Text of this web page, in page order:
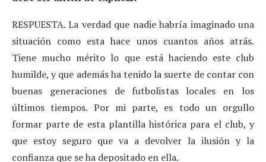
RESPUESTA. La verdad que nadie habría imaginado una
situación como esta hace unos cuantos años atrás.
Tiene mucho mérito lo que está haciendo este club
humilde, y que además ha tenido la suerte de contar con
buenas generaciones de futbolistas locales en los
últimos tiempos. Por mi parte, es todo un orgullo
formar parte de esta plantilla histórica para el club, y
que estoy seguro que va a devolver la ilusión y la
confianza que se ha depositado en ella.